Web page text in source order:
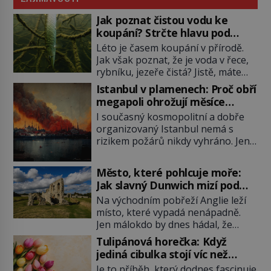
Jak poznat čistou vodu ke
koupání? Strčte hlavu pod
hladinu!
Léto je časem koupání v přírodě.
Jak však poznat, že je voda v řece,
rybníku, jezeře čistá? Jistě, máte
možnost využít informace
hygieniků či podrobit křížovému
výslechu provozovatele přírodního
koupaliště. Existuje ale ještě jiná
alternativa. Jaká? Podívat se pod
hladinu a zjistit, kdo si onu
dávno před vámi. Říká se jim
bioindikátory […]
Istanbul v plamenech: Proč obří
megapoli ohrožují měsíce
smaženého lilku?
I současný kosmopolitní a dobře
organizovaný Istanbul nemá s
rizikem požárů nikdy vyhráno. Jen
představit, jaká požární rizika
skrýval Istanbul časů minulých. Jak
čelilo město v minulosti potenciální
ohnivé katastrofě a proč jsou zde
stále tolik obávány měsíce
smaženého lilku? První hasičský
sbor se v Istanbulu objevuje v roce
1714 a […]
Město, které pohlcuje moře:
Jak slavný Dunwich mizí pod
hladinou
Na východním pobřeží Anglie leží
místo, které vypadá nenápadně.
Jen málokdo by dnes hádal, že
právě zde kdysi stojí jeden z
nejvýznamnějších anglických
přístavů. Středověký Dunwich
Tulipánová horečka: Když
jediná cibulka stojí víc než
honosný dům